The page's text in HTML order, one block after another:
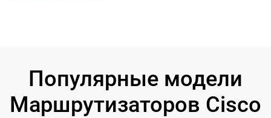
Популярные модели
Маршрутизаторов Cisco